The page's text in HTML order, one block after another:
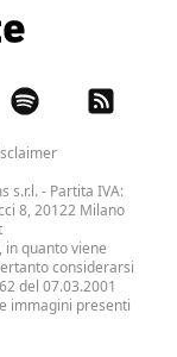
s.r.l.- Partita IVA:
8, 20122 Milano
quanto viene
considerarsi
del 07.03.2001
immagini presenti